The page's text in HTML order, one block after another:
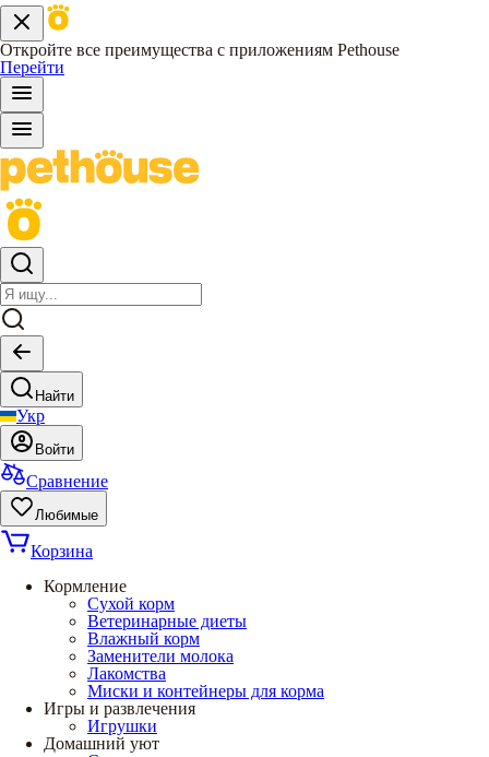
Откройте все преимущества с приложениям Pethouse
Перейти
Найти
Укр
Войти
Сравнение
Любимые
Корзина
Кормление
Сухой корм
Ветеринарные диеты
Влажный корм
Заменители молока
Лакомства
Миски и контейнеры для корма
Игры и развлечения
Игрушки
Домашний уют